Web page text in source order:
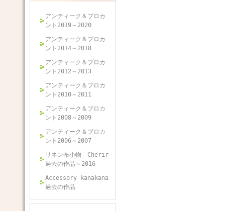
アンティーク＆ブロカ
ント2019～2020
アンティーク＆ブロカ
ント2014～2018
アンティーク＆ブロカ
ント2012～2013
アンティーク＆ブロカ
ント2010～2011
アンティーク＆ブロカ
ント2008～2009
アンティーク＆ブロカ
ント2006～2007
リネン布小物 Cherir
過去の作品～2016
Accessory kanakana
過去の作品